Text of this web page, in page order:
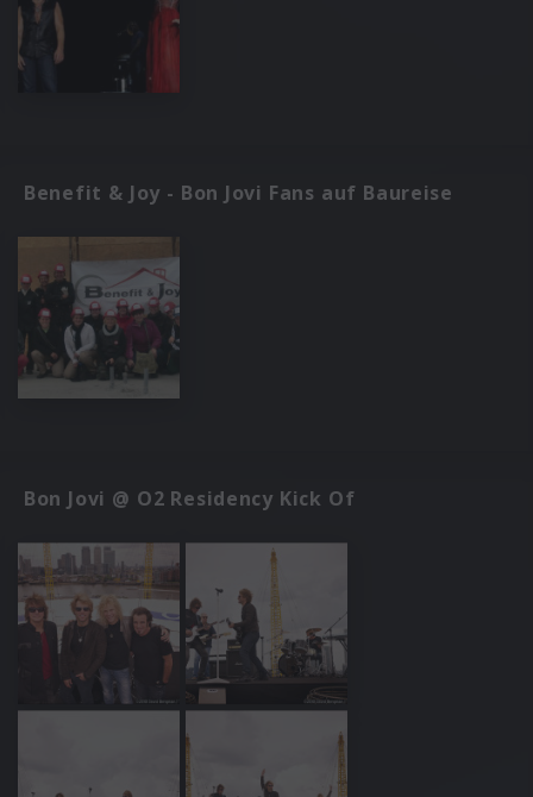
Benefit & Joy - Bon Jovi Fans auf Baureise
Bon Jovi @ O2 Residency Kick Of